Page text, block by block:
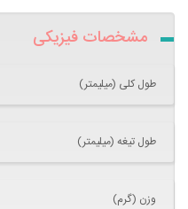
مشخصات فیزیکی
طول کلی (میلیمتر)
طول تیغه (میلیمتر)
وزن (گرم)